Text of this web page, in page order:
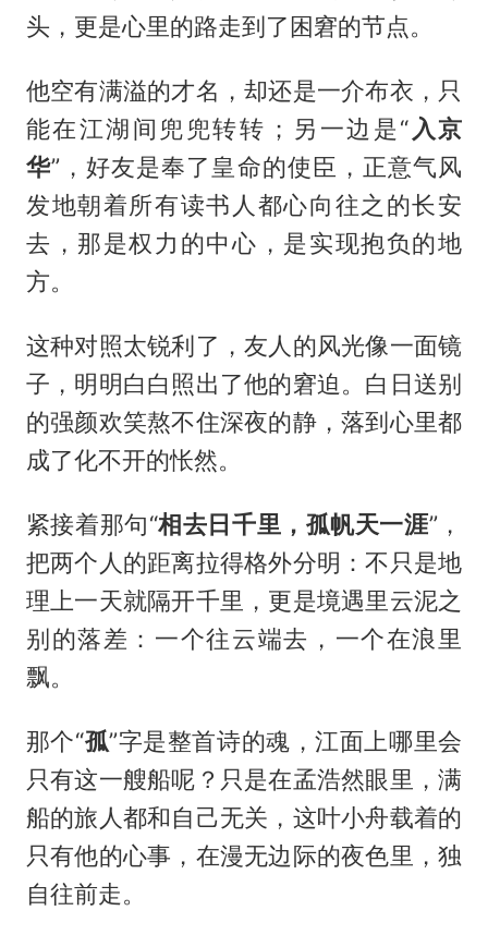
头，更是心里的路走到了困窘的节点。
他空有满溢的才名，却还是一介布衣，只
能在江湖间兜兜转转；另一边是“ 入京
华”，好友是奉了皇命的使臣，正意气风
发地朝着所有读书人都心向往之的长安
去，那是权力的中心，是实现抱负的地
方。
这种对照太锐利了，友人的风光像一面镜
子，明明白白照出了他的窘迫。白日送别
的强颜欢笑熬不住深夜的静，落到心里都
成了化不开的怅然。
紧接着那句“相去日千里，孤帆天一涯”，
把两个人的距离拉得格外分明：不只是地
理上一天就隔开千里，更是境遇里云泥之
别的落差：一个往云端去，一个在浪里
飘。
那个“孤”字是整首诗的魂，江面上哪里会
只有这一艘船呢？只是在孟浩然眼里，满
船的旅人都和自己无关，这叶小舟载着的
只有他的心事，在漫无边际的夜色里，独
自往前走。